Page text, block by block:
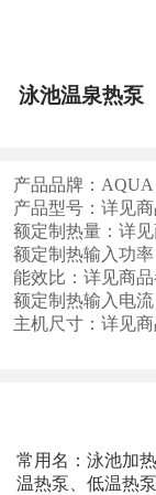
泳池温泉热泵
产品品牌：AQUA
产品型号：详见
额定制热量：详
额定制热输入功
能效比：详见商
额定制热输入电
主机尺寸：详见
常用名：泳池加
温热泵、低温热